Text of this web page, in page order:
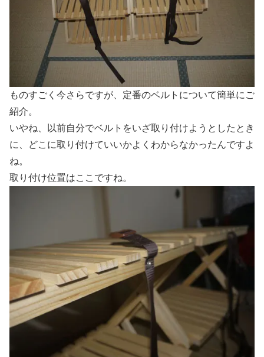
ものすごく今さらですが、定番のベルトについて簡単にご
紹介。
いやね、以前自分でベルトをいざ取り付けようとしたとき
に、どこに取り付けていいかよくわからなかったんですよ
ね。
取り付け位置はここですね。